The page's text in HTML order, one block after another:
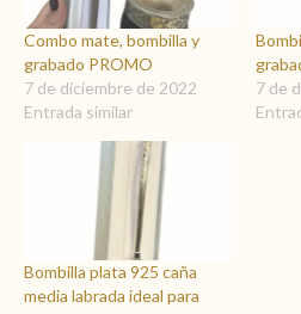
Combo mate, bombilla y
grabado PROMO
7 de diciembre de 2022
Entrada similar
7 de
Bombilla plata 925 caña
media labrada ideal para